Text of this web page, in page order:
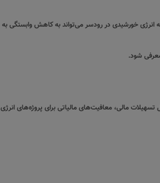
انرژی خورشیدی در رودسر می‌تواند به کاهش وابستگی به
شود.
مالی، معافیت‌های مالیاتی برای پروژه‌های انرژی